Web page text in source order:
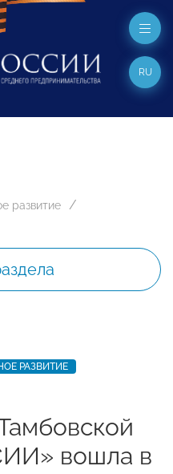
RU
развитие
РАЗВИТИЕ
вошла в